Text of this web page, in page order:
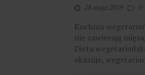
28 maja 2019 0
Kuchnia
nie zawierają
Dieta
okazuje,